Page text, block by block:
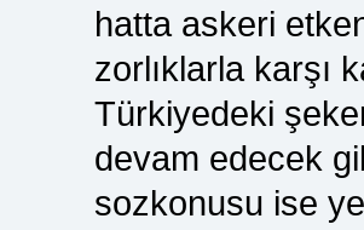
hatta askeri
zorlıklarla karşı
Türkiyedeki
devam edecek
sozkonusu ise